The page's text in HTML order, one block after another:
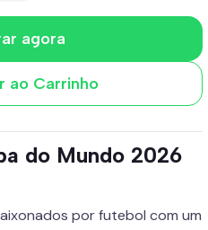
ao Carrinho
agora
do Mundo 2026
por futebol com um